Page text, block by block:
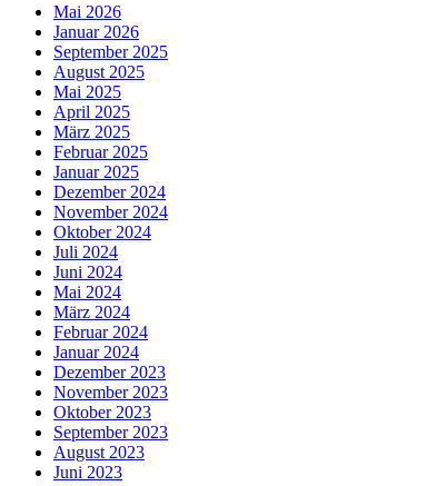
Mai 2026
Januar 2026
September 2025
August 2025
Mai 2025
April 2025
März 2025
Februar 2025
Januar 2025
Dezember 2024
November 2024
Oktober 2024
Juli 2024
Juni 2024
Mai 2024
März 2024
Februar 2024
Januar 2024
Dezember 2023
November 2023
Oktober 2023
September 2023
August 2023
Juni 2023